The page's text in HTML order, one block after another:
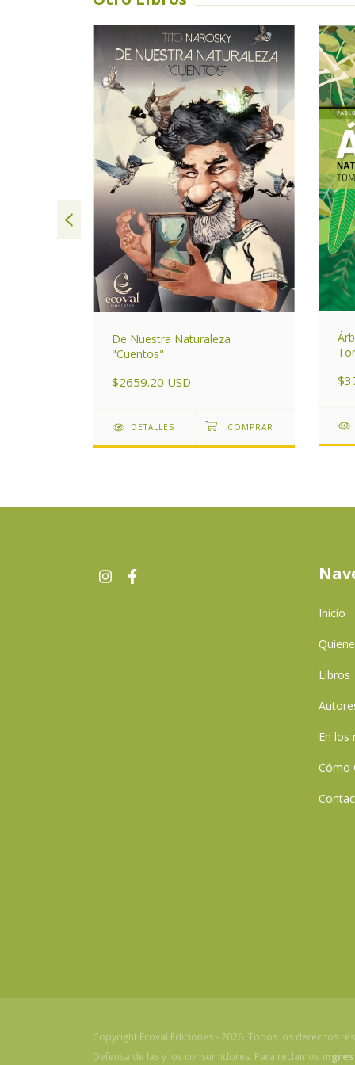
De Nuestra Naturaleza
"Cuentos"
$2659.20 USD
DETALLES
Inicio
Libros
En los
Cómo
Copyright Ecoval Ediciones - 2026. Todos los derechos
Defensa de las y los consumidores. Para reclamos